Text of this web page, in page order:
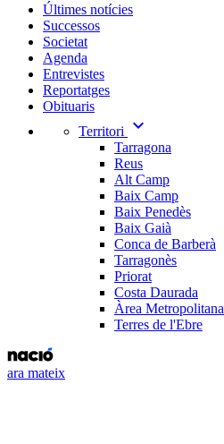
Últimes notícies
Successos
Societat
Agenda
Entrevistes
Reportatges
Obituaris
Territori
expand_more
Tarragona
Reus
Alt Camp
Baix Camp
Baix Penedès
Baix Gaià
Conca de Barberà
Tarragonès
Priorat
Costa Daurada
Àrea Metropolitana
Terres de l'Ebre
ara mateix